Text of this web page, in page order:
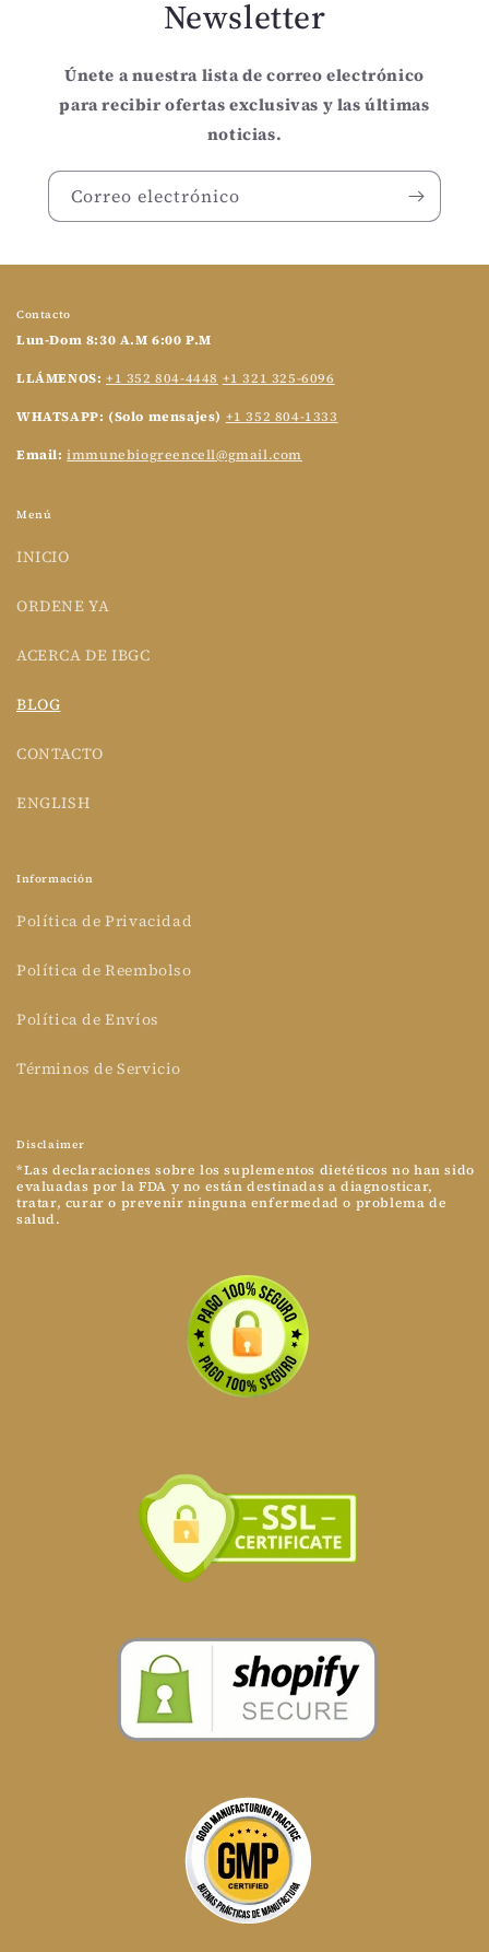
Newsletter
Únete a nuestra lista de correo electrónico
para recibir ofertas exclusivas y las últimas
noticias.
Correo electrónico
Contacto
Lun-Dom 8:30 A.M 6:00 P.M
LLÁMENOS: +1 352 804-4448 +1 321 325-6096
WHATSAPP: (Solo mensajes) +1 352 804-1333
Email:immunebiogreencell@gmail.com
Menú
INICIO
ORDENE YA
ACERCA DE IBGC
BLOG
CONTACTO
ENGLISH
Información
Política de Privacidad
Política de Reembolso
Política de Envíos
Términos de Servicio
Disclaimer
*Las declaraciones sobre los suplementos dietéticos no han sido
evaluadas por la FDA y no están destinadas a diagnosticar,
tratar, curar o prevenir ninguna enfermedad o problema de
salud.